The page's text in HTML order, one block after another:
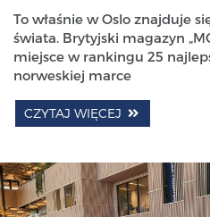
To właśnie w Oslo znajduje
świata. Brytyjski magazyn
miejsce w rankingu 25
norweskiej marce
CZYTAJ WIĘCEJ